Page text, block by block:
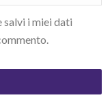
salvi i miei dati